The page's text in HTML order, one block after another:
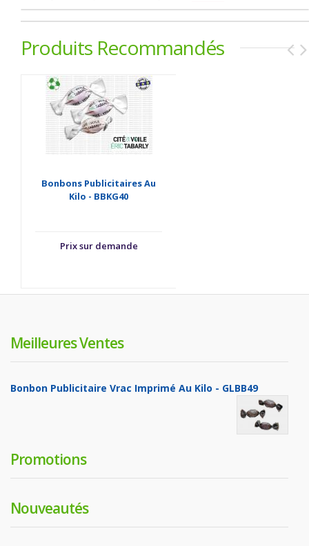
Produits Recommandés
Bonbons Publicitaires Au
Kilo - BBKG40
Prix sur demande
Meilleures Ventes
Bonbon Publicitaire Vrac Imprimé Au Kilo - GLBB49
Promotions
Nouveautés